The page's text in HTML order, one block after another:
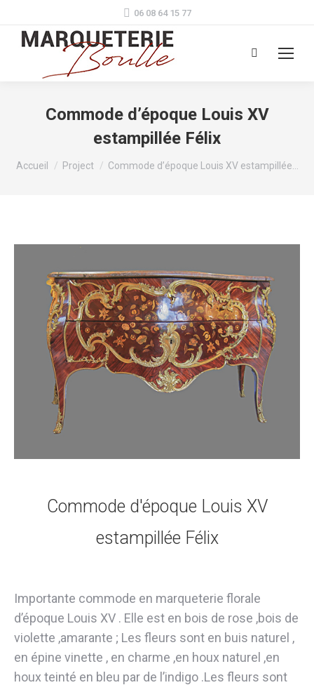
06 08 64 15 77
Search:
Commode d’époque Louis XV
estampillée Félix
Vous êtes ici :
Accueil Project Commode d’époque Louis XV estampillée…
Commode d'époque Louis XV
estampillée Félix
Importante commode en marqueterie florale
d’époque Louis XV . Elle est en bois de rose ,bois de
violette ,amarante ; Les fleurs sont en buis naturel ,
en épine vinette , en charme ,en houx naturel ,en
houx teinté en bleu par de l’indigo .Les fleurs sont